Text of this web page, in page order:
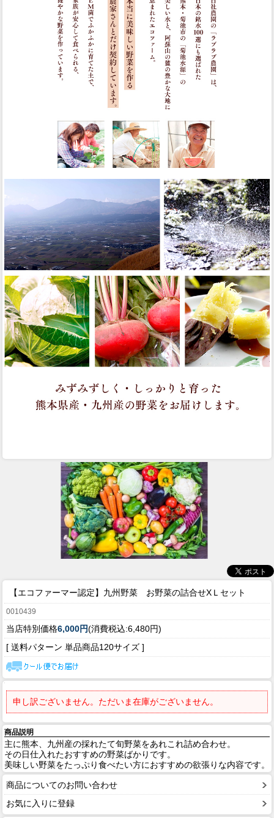
【エコファーマー認定】 九州野菜 お野菜の詰合せXＬセット
0010439
当店特別価格6,000円(消費税込:6,480円)
[ 送料パターン 単品商品120サイズ ]
申し訳ございません。ただいま在庫がございません。
商品説明
主に熊本、九州産の採れたて旬野菜をあれこれ詰め合わせ。
その日仕入れたおすすめの野菜ばかりです。
美味しい野菜をたっぷり食べたい方におすすめの欲張りな内容です。
商品についてのお問い合わせ
お気に入りに登録